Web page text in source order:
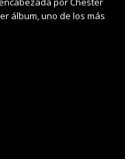
álbum, uno de los más